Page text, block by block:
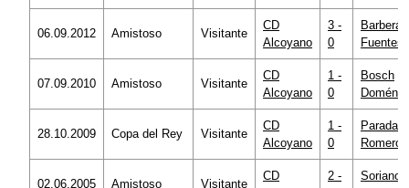
06.09.2012 Amistoso Visitante
CD
Alcoyano
3 -
0
Barberá
Fuentes
07.09.2010 Amistoso Visitante
CD
Alcoyano
1 -
0
Bosch
28.10.2009 Copa del Rey Visitante
CD
Alcoyano
1 -
0
Paradas
Romero
02.06.2005 Amistoso Visitante
CD
2 -
Soriano